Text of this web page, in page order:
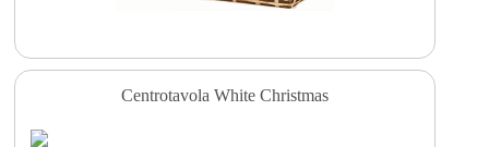
Centrotavola White Christmas